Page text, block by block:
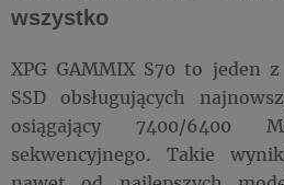
wszystko
XPG GAMMIX S70 to jeden
SSD obsługujących
osiągający 7400/6400
sekwencyjnego. Takie